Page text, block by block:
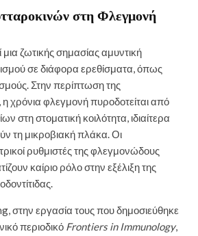
στη Φλεγμονή
ζωτικής σημασίας αμυντική
σε διάφορα ερεθίσματα, όπως
Στην περίπτωση της
η χρόνια φλεγμονή πυροδοτείται από
στη στοματική κοιλότητα, ιδιαίτερα
τη μικροβιακή πλάκα. Οι
ρυθμιστές της φλεγμονώδους
καίριο ρόλο στην εξέλιξη της
στην εργασία τους που δημοσιεύθηκε
περιοδικό Frontiers in Immunology,